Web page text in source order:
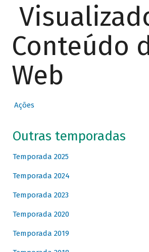
Conteúdo
Web
Ações
Outras temporadas
Temporada 2025
Temporada 2024
Temporada 2023
Temporada 2020
Temporada 2019